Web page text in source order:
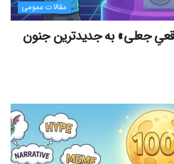
مقالات عمومی
جعلی» به جدیدترین جنون